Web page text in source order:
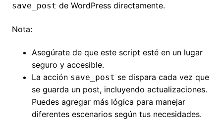
save_post de WordPress directamente.
Nota:
Asegúrate de que este script esté en un lugar
seguro y accesible.
La acción save_post se dispara cada vez que
se guarda un post, incluyendo actualizaciones.
Puedes agregar más lógica para manejar
diferentes escenarios según tus necesidades.